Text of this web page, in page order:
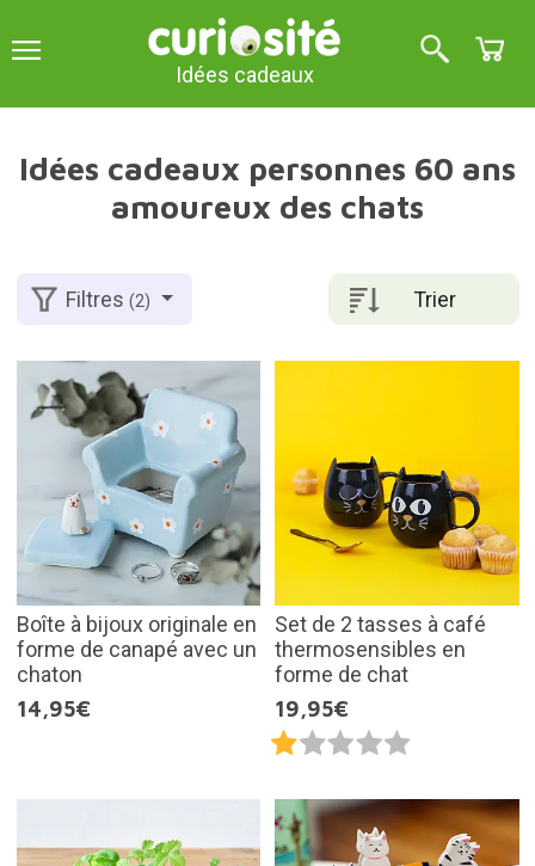
Idées cadeaux
Idées cadeaux personnes 60 ans
amoureux des chats
Trier
Filtres(2)
Boîte à bijoux originale en
forme de canapé avec un
chaton
14,95€
Set de 2 tasses à café
thermosensibles en
forme de chat
19,95€